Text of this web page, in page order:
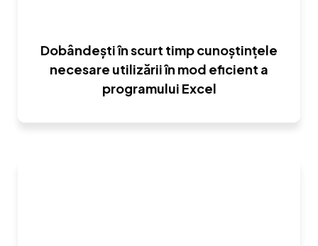
Dobândești în scurt timp cunoștințele
necesare utilizării în mod eficient a
programului Excel